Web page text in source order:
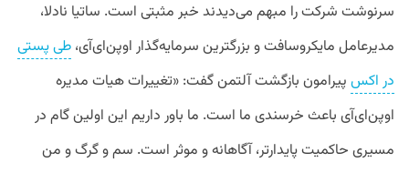
سرنوشت شرکت را مبهم می‌دیدند خبر مثبتی است. ساتیا نادلا،
مدیرعامل مایکروسافت و بزرگترین سرمایه‌گذار اوپن‌ای‌آی، طی پستی
در اکس پیرامون بازگشت آلتمن گفت: «تغییرات هیات مدیره
اوپن‌ای‌آی باعث خرسندی ما است. ما باور داریم این اولین گام در
مسیری حاکمیت پایدارتر، آگاهانه و موثر است. سم و گرگ و من